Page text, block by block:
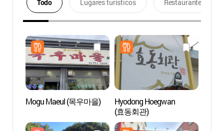
Todo Lugares turísticos Restaurantes
Mogu Maeul (목우마을)
Hyodong Hoegwan
(효동회관)